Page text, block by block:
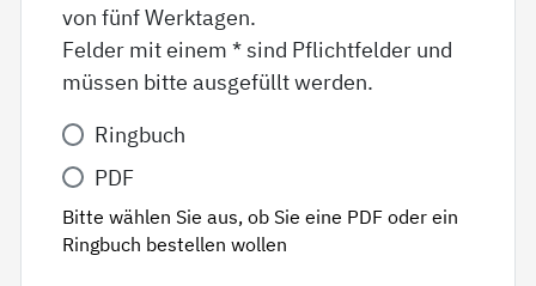
von fünf Werktagen.
Felder mit einem * sind Pflichtfelder und
müssen bitte ausgefüllt werden.
Variante*
Ringbuch
PDF
Bitte wählen Sie aus, ob Sie eine PDF oder ein
Ringbuch bestellen wollen